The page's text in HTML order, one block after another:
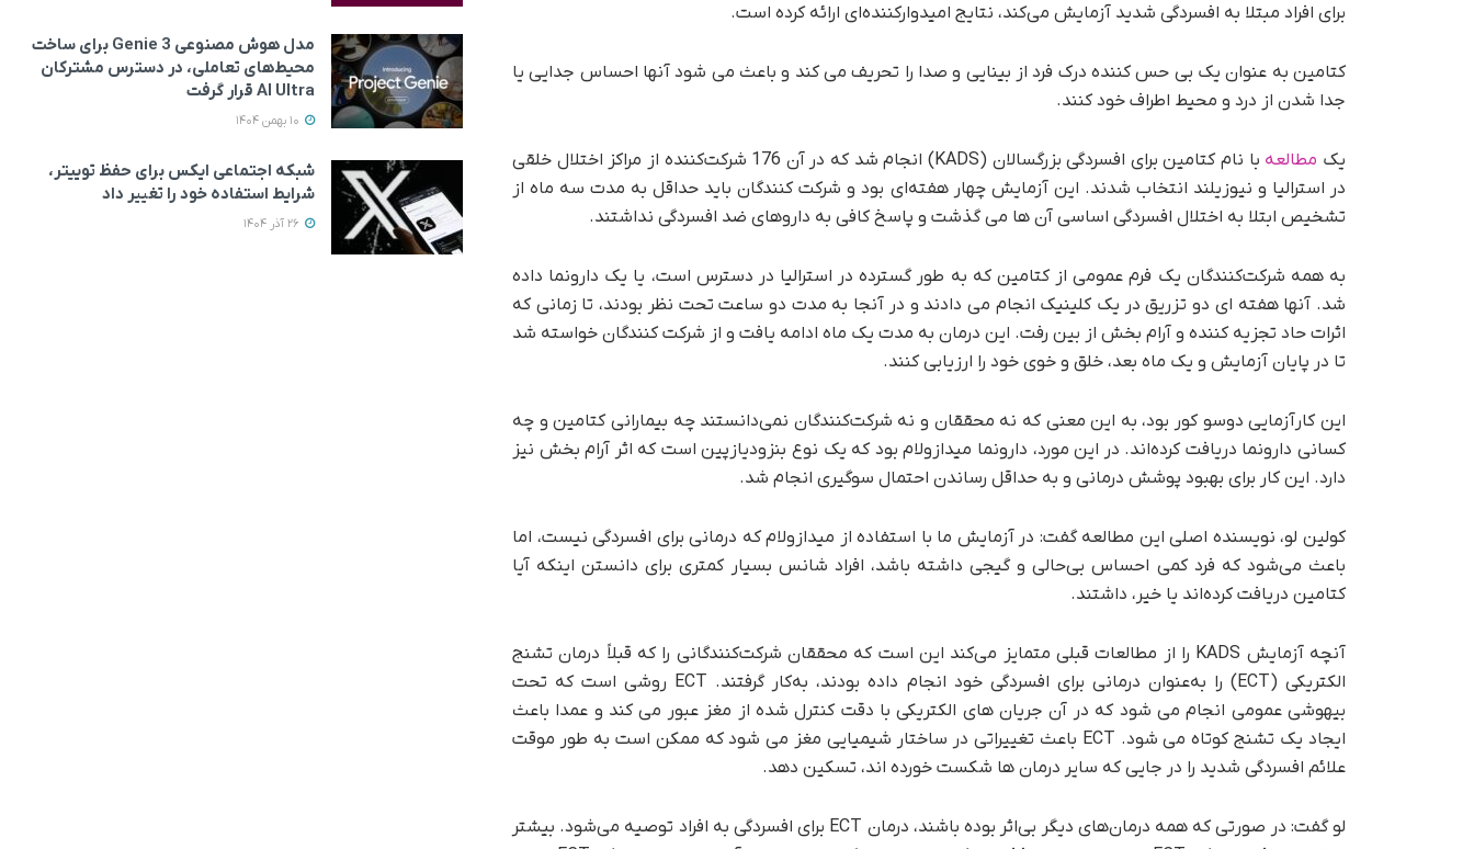
برای افراد مبتلا به افسردگی شدید آزمایش می‌کند، نتایج امیدوارکننده‌ای ارائه کرده است.
کتامین به عنوان یک بی حس کننده درک فرد از بینایی و صدا را تحریف می کند و باعث می شود آنها احساس جدایی یا
جدا شدن از درد و محیط اطراف خود کنند.
یک مطالعه
با نام کتامین برای افسردگی بزرگسالان (KADS) انجام شد که در آن 176 شرکت‌کننده از مراکز اختلال خلقی
در استرالیا و نیوزیلند انتخاب شدند. این آزمایش چهار هفته‌ای بود و شرکت کنندگان باید حداقل به مدت سه ماه از
تشخیص ابتلا به اختلال افسردگی اساسی آن ها می گذشت و پاسخ کافی به داروهای ضد افسردگی نداشتند.
به همه شرکت‌کنندگان یک فرم عمومی از کتامین که به طور گسترده در استرالیا در دسترس است، یا یک دارونما داده
شد. آنها هفته ای دو تزریق در یک کلینیک انجام می دادند و در آنجا به مدت دو ساعت تحت نظر بودند، تا زمانی که
اثرات حاد تجزیه کننده و آرام بخش از بین رفت. این درمان به مدت یک ماه ادامه یافت و از شرکت کنندگان خواسته شد
تا در پایان آزمایش و یک ماه بعد، خلق و خوی خود را ارزیابی کنند.
این کارآزمایی دوسو کور بود، به این معنی که نه محققان و نه شرکت‌کنندگان نمی‌دانستند چه بیمارانی کتامین و چه
کسانی دارونما دریافت کرده‌اند. در این مورد، دارونما میدازولام بود که یک نوع بنزودیازپین است که اثر آرام بخش نیز
دارد. این کار برای بهبود پوشش درمانی و به حداقل رساندن احتمال سوگیری انجام شد.
کولین لو، نویسنده اصلی این مطالعه گفت: در آزمایش ما با استفاده از میدازولام که درمانی برای افسردگی نیست، اما
باعث می‌شود که فرد کمی احساس بی‌حالی و گیجی داشته باشد، افراد شانس بسیار کمتری برای دانستن اینکه آیا
کتامین دریافت کرده‌اند یا خیر، داشتند.
آنچه آزمایش KADS را از مطالعات قبلی متمایز می‌کند این است که محققان شرکت‌کنندگانی را که قبلاً درمان تشنج
الکتریکی (ECT) را به‌عنوان درمانی برای افسردگی خود انجام داده بودند، به‌کار گرفتند. ECT روشی است که تحت
بیهوشی عمومی انجام می شود که در آن جریان های الکتریکی با دقت کنترل شده از مغز عبور می کند و عمدا باعث
ایجاد یک تشنج کوتاه می شود. ECT باعث تغییراتی در ساختار شیمیایی مغز می شود که ممکن است به طور موقت
علائم افسردگی شدید را در جایی که سایر درمان ها شکست خورده اند، تسکین دهد.
لو گفت: در صورتی که همه درمان‌های دیگر بی‌اثر بوده‌ باشند، درمان ECT برای افسردگی به افراد توصیه می‌شود. بیشتر
مدل هوش مصنوعی Genie 3 برای ساخت
محیط‌های تعاملی، در دسترس مشترکان
AI Ultra قرار گرفت
شبکه اجتماعی ایکس برای حفظ توییتر،
شرایط استفاده خود را تغییر داد